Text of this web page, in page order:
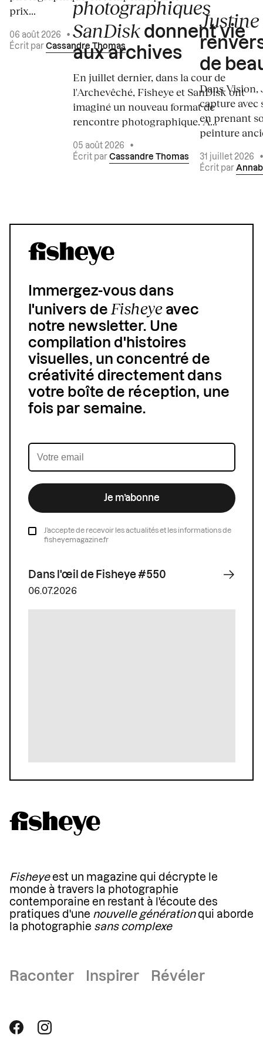
prix...
06 août 2026
•
Écrit par Cassandre Thomas
photographiques
SanDisk donnent vie
aux archives
En juillet dernier, dans la cour de
l'Archevêché, Fisheye et SanDisk ont
imaginé un nouveau format de
rencontre photographique. À...
05 août 2026
•
Écrit par Cassandre Thomas
de
Dans
capture avec
en prenant
peinture
31 juillet 2026
Écrit par
Immergez-vous dans
l'univers deFisheyeavec
notre newsletter. Une
compilation d'histoires
visuelles, un concentré de
créativité directement dans
votre boîte de réception, une
fois par semaine.
Je m’abonne
J’accepte de recevoir les actualités et les informations de
fisheyemagazine.fr
Dans l'œil de Fisheye #550
06.07.2026
Fisheyeest un magazine qui décrypte le
monde à travers la photographie
contemporaine en restant à l'écoute des
pratiques d'une nouvelle générationqui aborde
la photographie sans complexe
Raconter Inspirer Révéler